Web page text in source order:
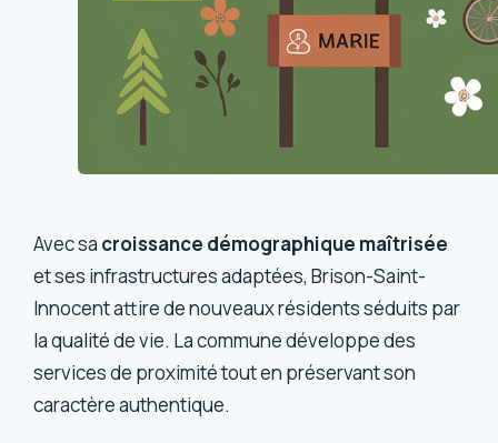
Avec sa croissance démographique maîtrisée
et ses infrastructures adaptées, Brison-Saint-
Innocent attire de nouveaux résidents séduits par
la qualité de vie. La commune développe des
services de proximité tout en préservant son
caractère authentique.